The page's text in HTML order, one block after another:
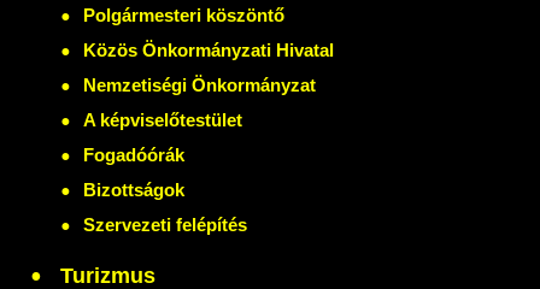
Polgármesteri köszöntő
Közös Önkormányzati Hivatal
Nemzetiségi Önkormányzat
A képviselőtestület
Fogadóórák
Bizottságok
Szervezeti felépítés
Turizmus